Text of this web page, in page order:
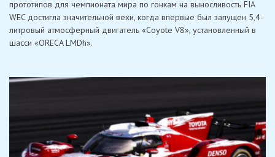
«Ford»
впервые
запущен
в
прототипов для чемпионата мира по гонкам на выносливость FIA
WEC достигла значительной вехи, когда впервые был запущен 5,4-
литровый атмосферный двигатель «Coyote V8», установленный в
шасси «ORECA LMDh».